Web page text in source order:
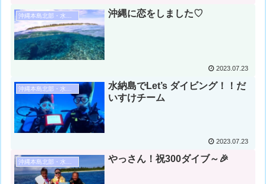
沖縄に恋をしました♡
2023.07.23
水納島でLet’s ダイビング！！だ
いすけチーム
2023.07.23
やっさん！祝300ダイブ～🎉